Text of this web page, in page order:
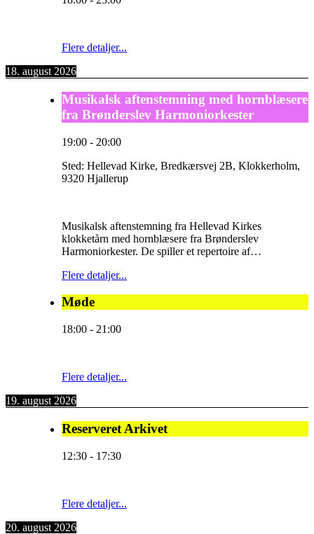
Flere detaljer...
18. august 2026
Musikalsk aftenstemning med hornblæsere
fra Brønderslev Harmoniorkester
19:00 - 20:00
Sted: Hellevad Kirke, Bredkærsvej 2B, Klokkerholm,
9320 Hjallerup
Musikalsk aftenstemning fra Hellevad Kirkes
klokketårn med hornblæsere fra Brønderslev
Harmoniorkester. De spiller et repertoire af…
Flere detaljer...
Møde
18:00 - 21:00
Flere detaljer...
19. august 2026
Reserveret Arkivet
12:30 - 17:30
Flere detaljer...
20. august 2026